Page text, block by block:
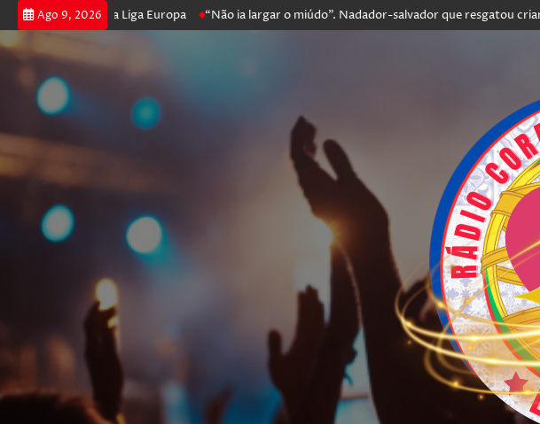
Ago 9, 2026
na Liga Europa “Não ia largar o miúdo”. Nadador-salvador que resgatou criança reage